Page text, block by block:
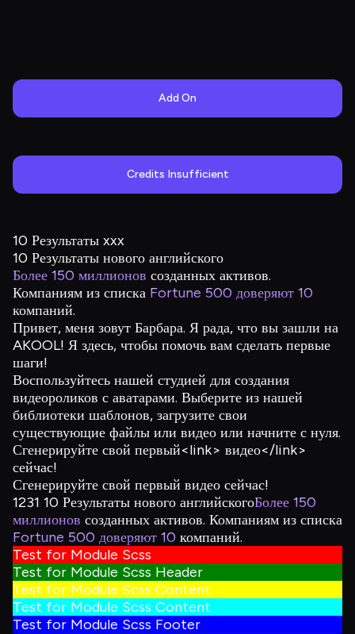
Add On
Credits Insufficient
10 Результаты xxx
10 Результаты нового английского
Более 150 миллионов созданных активов.
Компаниям из списка Fortune 500 доверяют 10
компаний.
Привет, меня зовут Барбара. Я рада, что вы зашли на
AKOOL! Я здесь, чтобы помочь вам сделать первые
шаги!
Воспользуйтесь нашей студией для создания
видеороликов с аватарами. Выберите из нашей
библиотеки шаблонов, загрузите свои
существующие файлы или видео или начните с нуля.
Сгенерируйте свой первый<link> видео</link>
сейчас!
Сгенерируйте свой первый видео сейчас!
1231 10 Результаты нового английскогоБолее 150
миллионов созданных активов. Компаниям из списка
Fortune 500 доверяют 10 компаний.
Test for Module Scss
Test for Module Scss Header
Test for Module Scss Content
Test for Module Scss Content
Test for Module Scss Footer